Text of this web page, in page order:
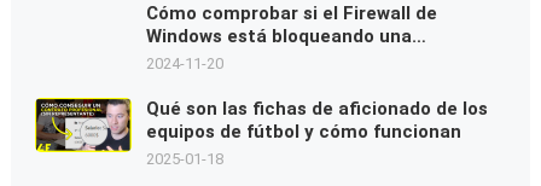
Cómo comprobar si el Firewall de
Windows está bloqueando una
aplicación
2024-11-20
Qué son las fichas de aficionado de los
equipos de fútbol y cómo funcionan
2025-01-18